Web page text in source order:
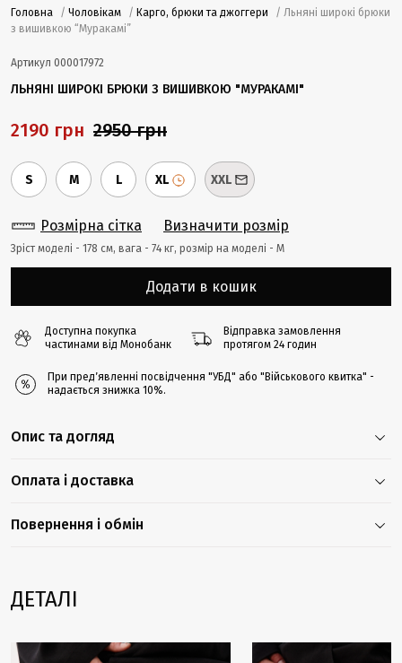
Головна / Чоловікам / Карго, брюки та джоггери
/ Льняні широкі брюки
з вишивкою “Муракамі”
Артикул 000017972
ЛЬНЯНІ ШИРОКІ БРЮКИ З ВИШИВКОЮ "МУРАКАМІ"
2190 грн 2950 грн
S M L XL XXL
Розмірна сітка Визначити розмір
Зріст моделі - 178 cм, вага - 74 кг, розмір на моделі - М
Додати в кошик
Доступна покупка
частинами від Монобанк
Відправка замовлення
протягом 24 годин
При предʼявленні посвідчення "УБД" або "Військового квитка" -
надається знижка 10%.
Опис та догляд
Оплата і доставка
Повернення і обмін
ДЕТАЛІ